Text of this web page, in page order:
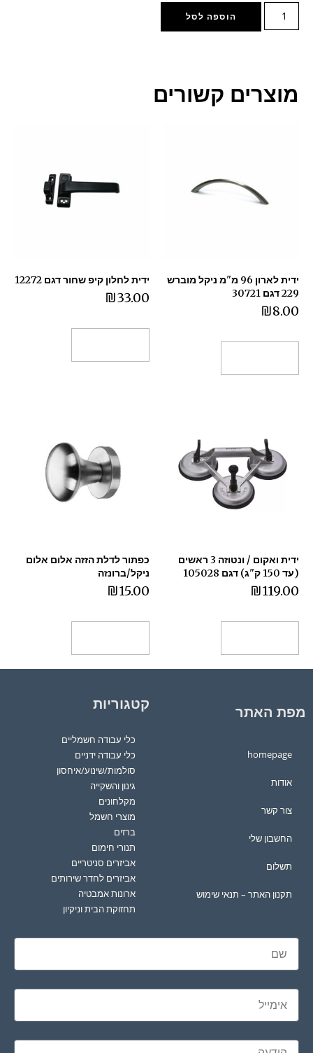
הוספה לסל
מוצרים קשורים
ידית לארון 96 מ"מ ניקל מוברש
229 דגם 30721
₪8.00
ידית לחלון קיפ שחור דגם 12272
₪33.00
ידית ואקום / ונטוזה 3 ראשים
(עד 150 ק"ג) דגם 105028
₪119.00
כפתור לדלת הזזה אלום אלום
ניקל/ברונזה
₪15.00
מפת האתר
homepage
אודות
צור קשר
החשבון שלי
תשלום
תקנון האתר – תנאי שימוש
קטגוריות
כלי עבודה חשמליים
כלי עבודה ידניים
סולמות/שינוע/איחסון
גינון והשקייה
מקלחונים
מוצרי חשמל
ברזים
תנורי חימום
אביזרים סניטריים
אביזרים לחדר שירותים
ארונות אמבטיה
תחזוקת הבית וניקיון